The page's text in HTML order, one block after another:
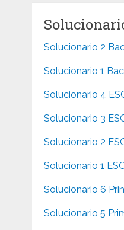
Solucionario 2
Solucionario 1
Solucionario 4
Solucionario 3
Solucionario 2
Solucionario 1
Solucionario 6
Solucionario 5